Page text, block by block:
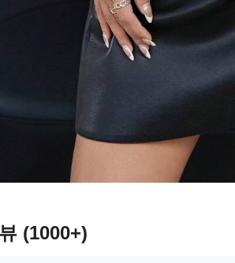
(1000+)